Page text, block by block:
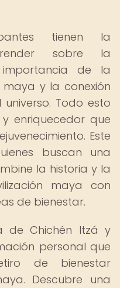
tienen la
sobre la
de la
y la conexión
Todo esto
enriquecedor que
Este
buscan una
la historia y la
maya con
de bienestar.
de Chichén Itzá y
personal que
de bienestar
Descubre una